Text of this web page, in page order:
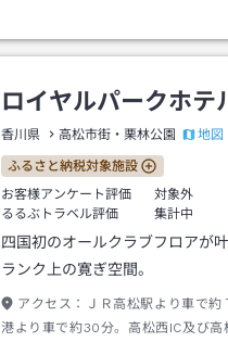
ロイヤルパークホテ
香川県 高松市街・栗林公園 地図
ふるさと納税対象施設
お客様アンケート評価
対象外
るるぶトラベル評価
集計中
四国初のオールクラブフロアが
ランク上の寛ぎ空間。
アクセス：
ＪＲ高松駅より車で約
港より車で約30分。高松西IC及び高